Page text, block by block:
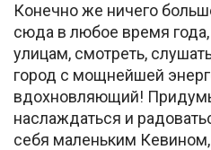
Конечно же ничего
сюда в любое время года,
улицам, смотреть,
город с мощнейшей
вдохновляющий!
наслаждаться и
себя маленьким